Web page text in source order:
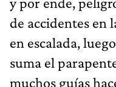
de accidentes en
en escalada,
suma el
muchos guías